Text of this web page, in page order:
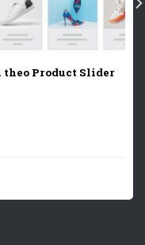
theo Product Slider